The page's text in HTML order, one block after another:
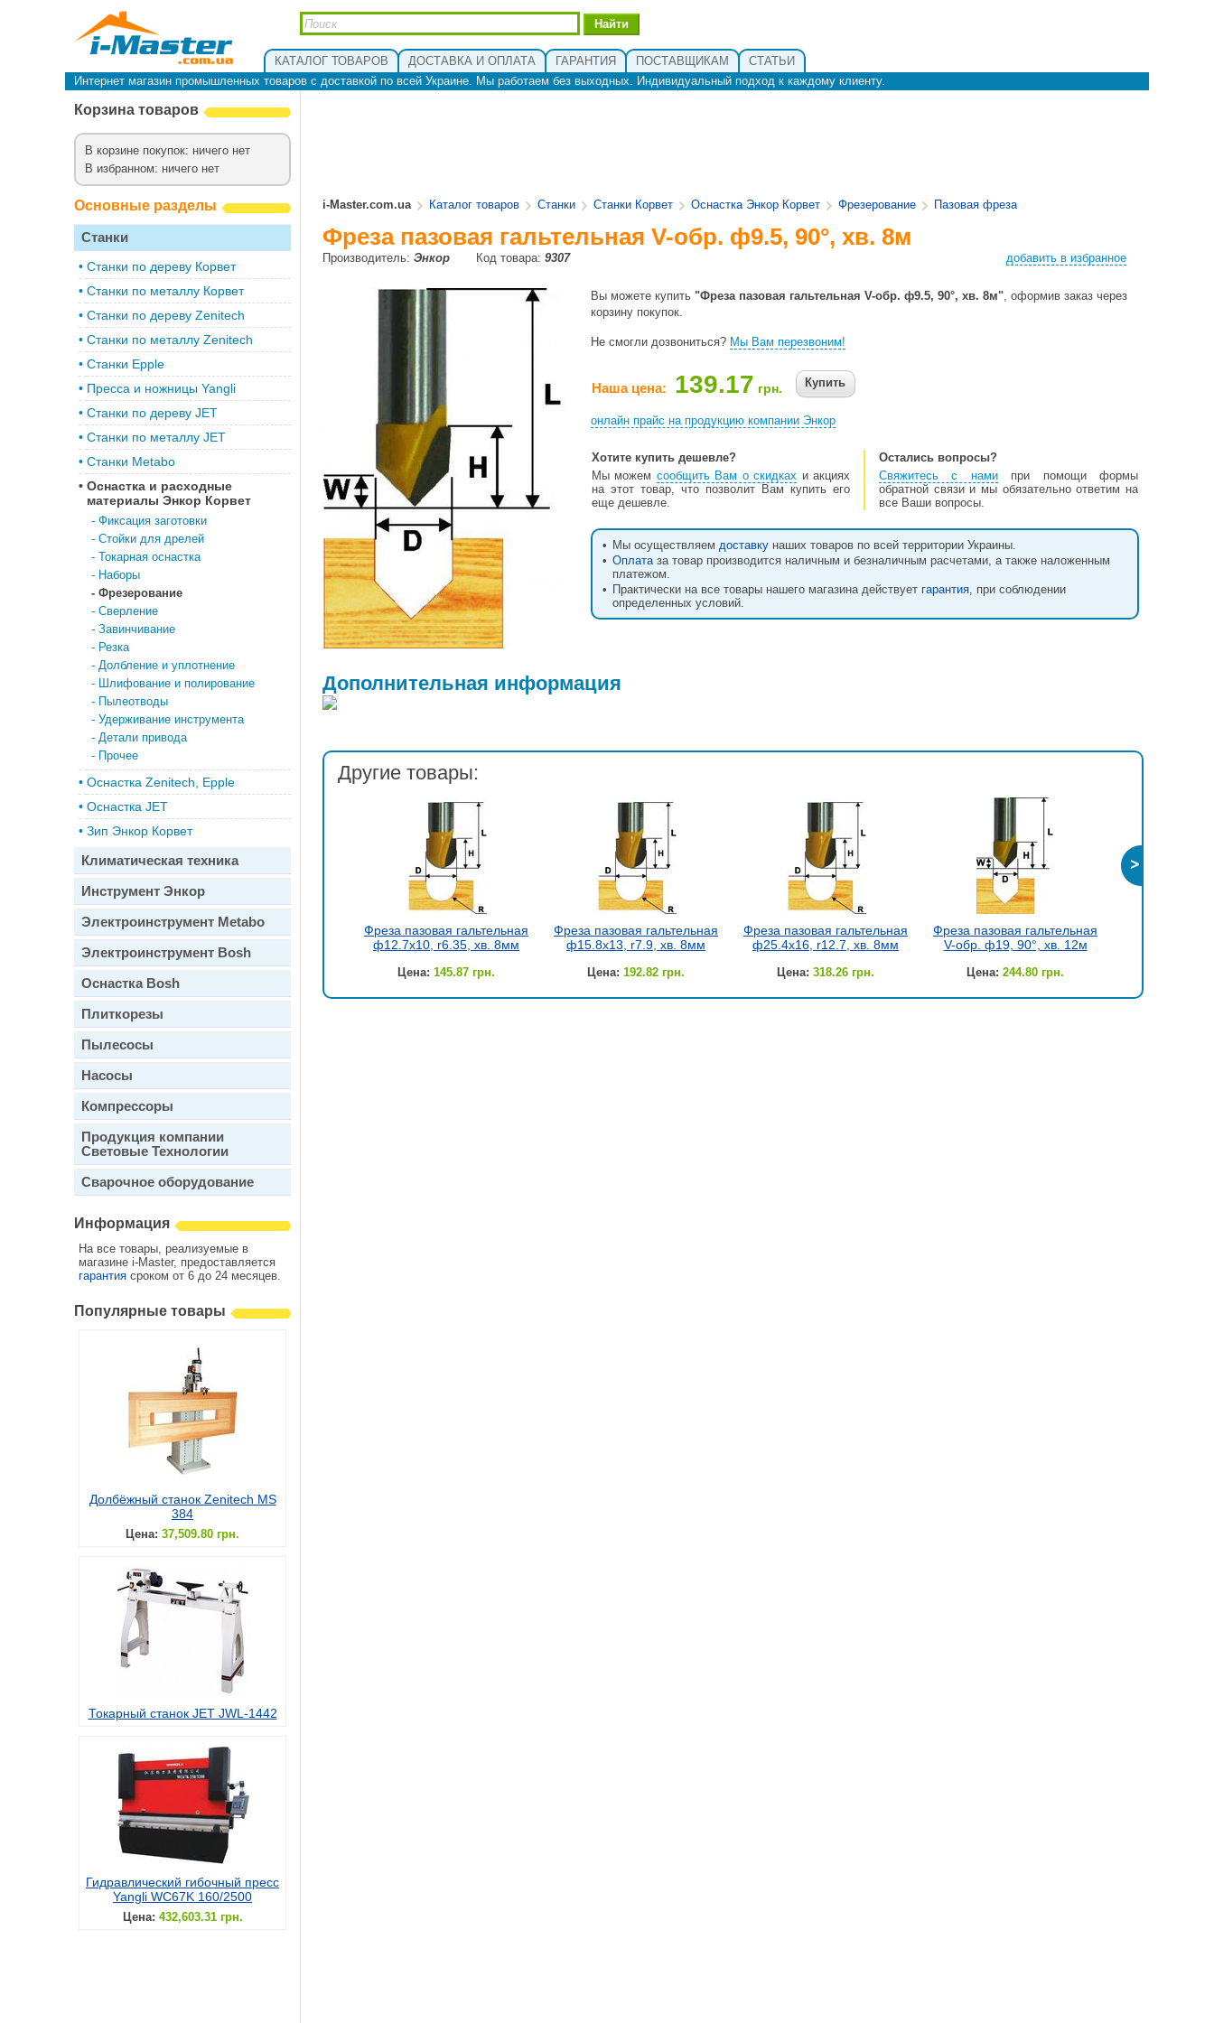
КАТАЛОГ ТОВАРОВ ДОСТАВКА И ОПЛАТА ГАРАНТИЯ ПОСТАВЩИКАМ
СТАТЬИ
Интернет магазин промышленных товаров с доставкой по всей Украине. Мы работаем без выходных. Индивидуальный подход к каждому клиенту.
Корзина товаров
В корзине покупок: ничего нет
В избранном: ничего нет
Основные разделы
Станки
• Cтанки по дереву Корвет
• Станки по металлу Корвет
• Cтанки по дереву Zenitech
• Cтанки по металлу Zenitech
• Станки Epple
• Пресса и ножницы Yangli
• Станки по дереву JET
• Станки по металлу JET
• Станки Metabo
• Оснастка и расходные
материалы Энкор Корвет
- Фиксация заготовки
- Стойки для дрелей
- Токарная оснастка
- Наборы
- Фрезерование
- Сверление
- Завинчивание
- Резка
- Долбление и уплотнение
- Шлифование и полирование
- Пылеотводы
- Удерживание инструмента
- Детали привода
- Прочее
• Оснастка Zenitech, Epple
• Оснастка JET
• Зип Энкор Корвет
Климатическая техника
Инструмент Энкор
Электроинструмент Metabo
Электроинструмент Bosh
Оснастка Bosh
Плиткорезы
Пылесосы
Насосы
Компрессоры
Продукция компании
Световые Технологии
Сварочное оборудование
Информация
На все товары, реализуемые в
магазине i-Master, предоставляется
гарантия сроком от 6 до 24 месяцев.
Популярные товары
Долбёжный станок Zenitech MS
384
Цена: 37,509.80 грн.
Токарный станок JET JWL-1442
Гидравлический гибочный пресс
Yangli WC67K 160/2500
Цена: 432,603.31 грн.
i-Master.com.ua Каталог товаров Станки Станки Корвет Оснастка Энкор Корвет Фрезерование Пазовая фреза
Фреза пазовая гальтельная V-обр. ф9.5, 90°, хв. 8м
Производитель: Энкор Код товара: 9307 добавить в избранное
Вы можете купить "Фреза пазовая гальтельная V-обр. ф9.5, 90°, хв. 8м", оформив заказ через
корзину покупок.
Не смогли дозвониться? Мы Вам перезвоним!
Наша цена: 139.17 грн. Купить
онлайн прайс на продукцию компании Энкор
Хотите купить дешевле?
Мы можем сообщить Вам о скидках и акциях
на этот товар, что позволит Вам купить его
еще дешевле.
Остались вопросы?
Свяжитесь с намипри помощи формы
обратной связи и мы обязательно ответим на
все Ваши вопросы.
• Мы осуществляем доставку наших товаров по всей территории Украины.
• Оплатаза товар производится наличным и безналичным расчетами, а также наложенным
платежом.
• Практически на все товары нашего магазина действует гарантия, при соблюдении
определенных условий.
Дополнительная информация
Другие товары:
Фреза пазовая гальтельная
ф12.7х10, r6.35, хв. 8мм
Цена: 145.87 грн.
Фреза пазовая гальтельная
ф15.8х13, r7.9, хв. 8мм
Цена: 192.82 грн.
Фреза пазовая гальтельная
ф25.4х16, r12.7, хв. 8мм
Цена: 318.26 грн.
Фреза пазовая гальтельная
V-обр. ф19, 90°, хв. 12м
Цена: 244.80 грн.